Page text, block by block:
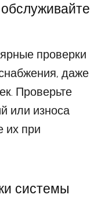
проверки
даже
Проверьте
или износа
их при
системы